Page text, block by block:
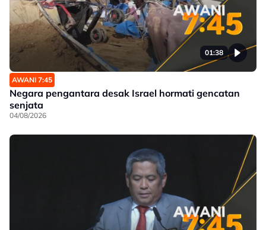
01:38
AWANI 7:45
Negara pengantara desak Israel hormati gencatan
senjata
04/08/2026